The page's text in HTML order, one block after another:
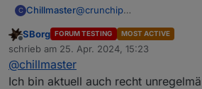
C Chillmaster@crunchip
Gestern und auch von
ich, dass er die Statistik
Aber gut ich warte erstmal ab.
Vielen Dank schon mal bis
Offline
SBorg FORUM TESTING MOST ACTIVE
schrieb am 25. Apr. 2024, 15:23
zuletzt editiert von
@chillmaster
Ich bin aktuell auch recht